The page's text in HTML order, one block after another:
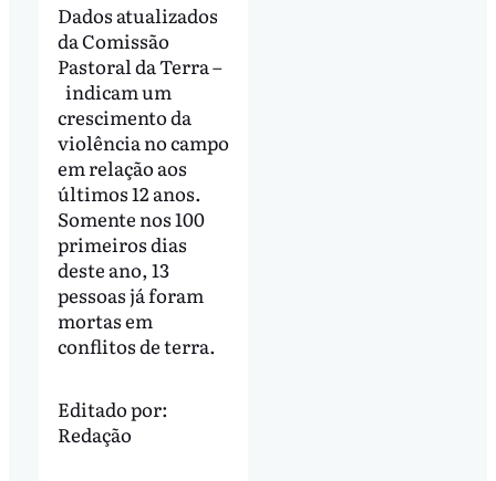
Dados atualizados
da Comissão
Pastoral da Terra –
indicam um
crescimento da
violência no campo
em relação aos
últimos 12 anos.
Somente nos 100
primeiros dias
deste ano, 13
pessoas já foram
mortas em
conflitos de terra.
Editado por:
Redação